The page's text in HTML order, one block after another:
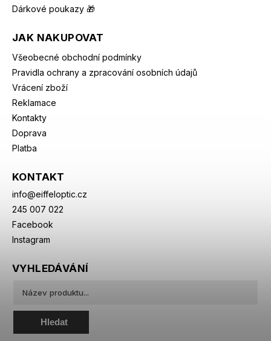
Dárkové poukazy 🎁
JAK NAKUPOVAT
Všeobecné obchodní podmínky
Pravidla ochrany a zpracování osobních údajů
Vrácení zboží
Reklamace
Kontakty
Doprava
Platba
KONTAKT
info@eiffeloptic.cz
245 007 022
Facebook
Instagram
VYHLEDÁVÁNÍ
Hledat